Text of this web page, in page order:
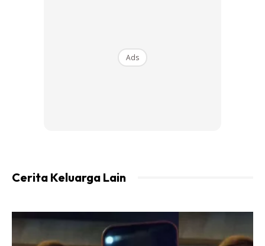
1) Histamin berlebihan akibatkan bengkak dalam hidung:
turbin bengkak, polyp, senget sampai sumbat sebelah
Ads
Cerita Keluarga Lain